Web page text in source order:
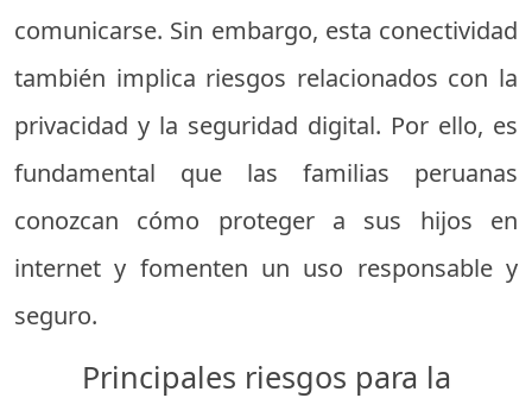
comunicarse. Sin embargo, esta conectividad
también implica riesgos relacionados con la
privacidad y la seguridad digital. Por ello, es
fundamental que las familias peruanas
conozcan cómo proteger a sus hijos en
internet y fomenten un uso responsable y
seguro.
Principales riesgos para la